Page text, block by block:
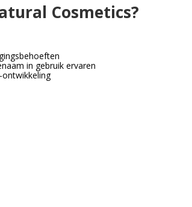
Cosmetics?
in gebruik ervaren